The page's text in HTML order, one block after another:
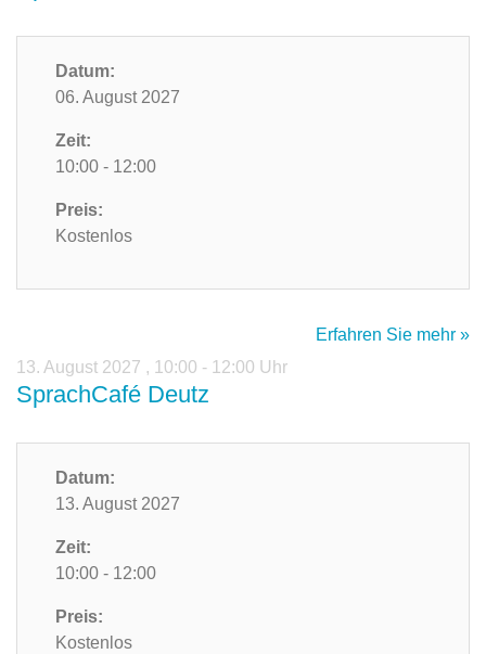
Datum:
06. August 2027
Zeit:
10:00 - 12:00
Preis:
Kostenlos
Erfahren Sie mehr »
13. August 2027 , 10:00 - 12:00 Uhr
SprachCafé Deutz
Datum:
13. August 2027
Zeit:
10:00 - 12:00
Preis:
Kostenlos